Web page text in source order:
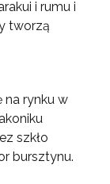
i rumu i
tworzą
na rynku w
szkło
bursztynu.